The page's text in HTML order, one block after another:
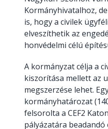
Kormányhivatalhoz,
is, hogy a civilek
elveszíthetik az
honvédelmi célú
A kormányzat célja a
kiszorítása mellett az
megszerzése lehet.
kormányhatározat
felsorolta a CEF2
pályázatára